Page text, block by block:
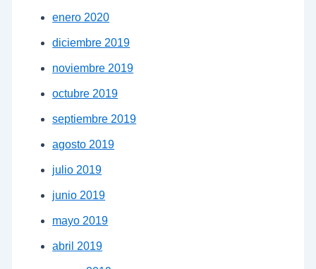
enero 2020
diciembre 2019
noviembre 2019
octubre 2019
septiembre 2019
agosto 2019
julio 2019
junio 2019
mayo 2019
abril 2019